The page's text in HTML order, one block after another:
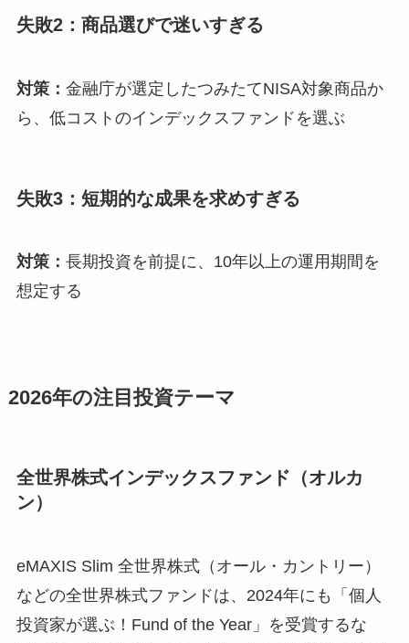
失敗2：商品選びで迷いすぎる
対策： 金融庁が選定したつみたてNISA対象商品か
ら、低コストのインデックスファンドを選ぶ
失敗3：短期的な成果を求めすぎる
対策： 長期投資を前提に、10年以上の運用期間を
想定する
2026年の注目投資テーマ
全世界株式インデックスファンド（オルカ
ン）
eMAXIS Slim 全世界株式（オール・カントリー）
などの全世界株式ファンドは、2024年にも「個人
投資家が選ぶ！Fund of the Year」を受賞するな